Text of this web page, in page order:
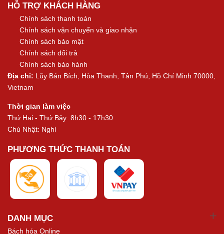
HỖ TRỢ KHÁCH HÀNG
Chính sách thanh toán
Chính sách vận chuyển và giao nhận
Chính sách bảo mật
Chính sách đổi trả
Chính sách bảo hành
Địa chỉ: Lũy Bán Bích, Hòa Thạnh, Tân Phú, Hồ Chí Minh 70000,
Vietnam
Thời gian làm việc
Thứ Hai - Thứ Bảy: 8h30 - 17h30
Chủ Nhật: Nghỉ
PHƯƠNG THỨC THANH TOÁN
DANH MỤC
Bách hóa Online